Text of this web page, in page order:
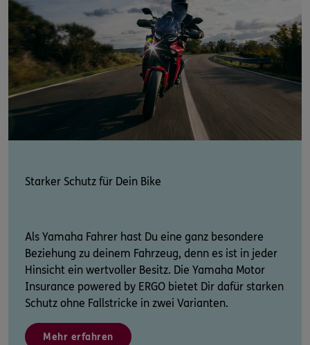
Starker Schutz für Dein Bike
Als Yamaha Fahrer hast Du eine ganz besondere
Beziehung zu deinem Fahrzeug, denn es ist in jeder
Hinsicht ein wertvoller Besitz. Die Yamaha Motor
Insurance powered by ERGO bietet Dir dafür starken
Schutz ohne Fallstricke in zwei Varianten.
Mehr erfahren